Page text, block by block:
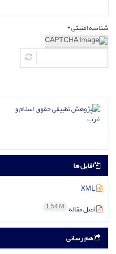
شناسه امنیتی *
فایل ها
اصل مقاله 1.54 M
هم رسانی